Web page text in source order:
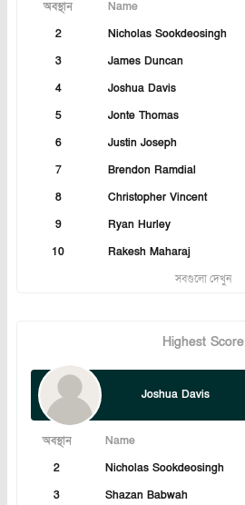
অবস্থান Name
2
Nicholas Sookdeosingh
3
James Duncan
4
Joshua Davis
5
Jonte Thomas
6
Justin Joseph
7
Brendon Ramdial
8
Christopher Vincent
9
Ryan Hurley
10
Rakesh Maharaj
সবগুলো দেখুন
Highest Score
Joshua Davis
অবস্থান Name
2
Nicholas Sookdeosingh
3
Shazan Babwah